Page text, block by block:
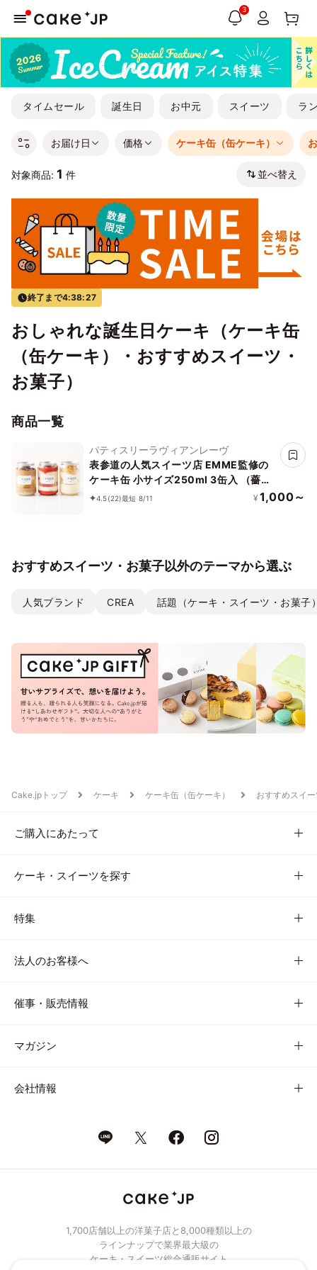
3
タイムセール 誕生日 お中元 スイーツ ラ
お届け日 価格 ケーキ缶（缶ケーキ）
対象商品: 1 件 並べ替え
終了まで4:38:26
おしゃれな誕生日ケーキ（ケーキ缶
（缶ケーキ）・おすすめスイーツ・
お菓子）
商品一覧
パティスリーラヴィアンレーヴ
表参道の人気スイーツ店 EMME監修の
ケーキ缶 小サイズ250ml 3缶入 （薔薇
とイチゴ缶、モンブラン缶、オペラ缶、
4.5(22)最短 8/11 ¥ 1,000～
おすすめスイーツ・お菓子以外のテーマから選ぶ
人気ブランド CREA 話題（ケーキ・スイーツ・お菓子
Cake.jpトップ ケーキ ケーキ缶（缶ケーキ） おすすめスイ
ご購入にあたって
ケーキ・スイーツを探す
特集
法人のお客様へ
催事・販売情報
マガジン
会社情報
1,700店舗以上の洋菓子店と8,000種類以上の
ラインナップで業界最大級の
ケーキ・スイーツ総合通販サイト